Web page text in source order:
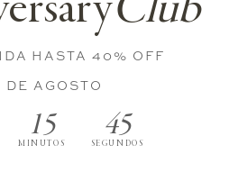
HASTA 40% OFF
DE AGOSTO
15
MINUTOS
44
SEGUNDOS